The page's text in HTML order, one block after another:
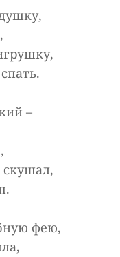
–
скушал,
фею,